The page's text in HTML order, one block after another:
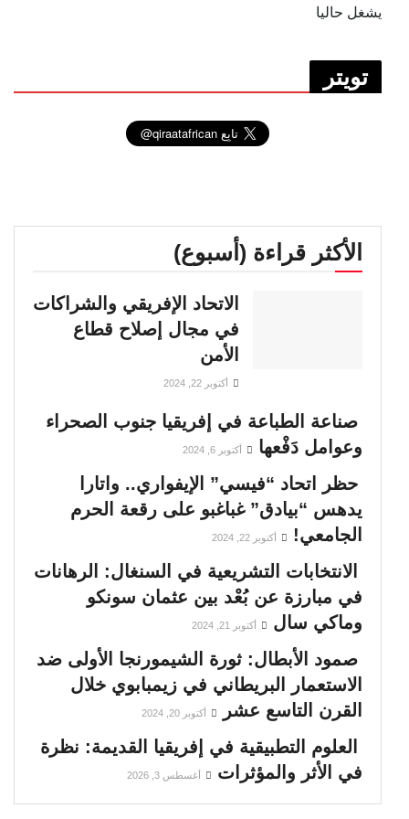
يشغل حاليا
تويتر
الأكثر قراءة (أسبوع)
الاتحاد الإفريقي والشراكات
في مجال إصلاح قطاع
الأمن
أكتوبر 22, 2024
صناعة الطباعة في إفريقيا جنوب الصحراء
وعوامل دَفْعها
أكتوبر 6, 2024
حظر اتحاد “فيسي” الإيفواري.. واتارا
يدهس “بيادق” غباغبو على رقعة الحرم
الجامعي!
أكتوبر 22, 2024
الانتخابات التشريعية في السنغال: الرهانات
في مبارزة عن بُعْد بين عثمان سونكو
وماكي سال
أكتوبر 21, 2024
صمود الأبطال: ثورة الشيمورنجا الأولى ضد
الاستعمار البريطاني في زيمبابوي خلال
القرن التاسع عشر
أكتوبر 20, 2024
العلوم التطبيقية في إفريقيا القديمة: نظرة
في الأثر والمؤثرات
أغسطس 3, 2026